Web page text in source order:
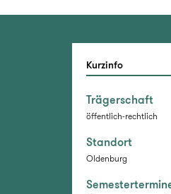
Kurzinfo
Trägerschaft
öffentlich-rechtlich
Standort
Oldenburg